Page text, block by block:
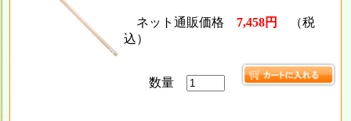
ネット通販価格 7,458円
（税
込）
数量